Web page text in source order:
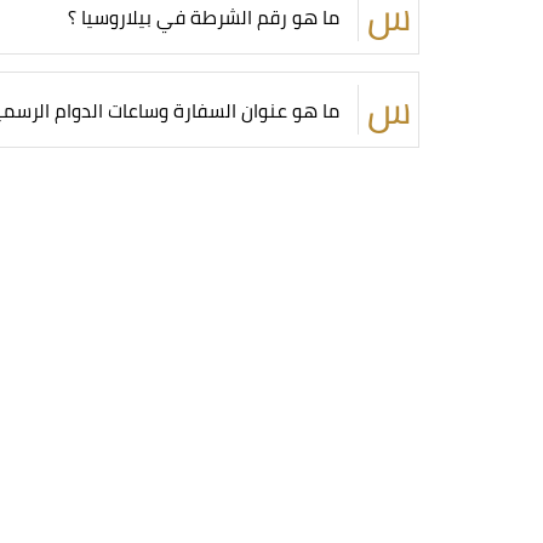
ما هو رقم الشرطة في بيلاروسيا ؟
ما هو عنوان السفارة وساعات الدوام